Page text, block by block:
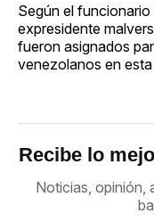
Según el
expresidente
fueron asignados
venezolanos en esta
Recibe lo
Noticias, opinión,